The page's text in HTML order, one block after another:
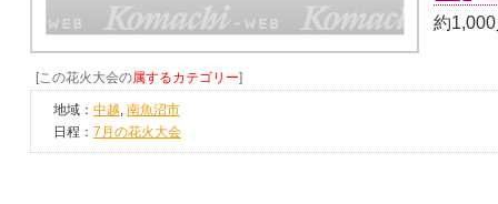
約
[この花火大会の属するカテゴリー]
地域： 中越, 南魚沼市
日程： 7月の花火大会